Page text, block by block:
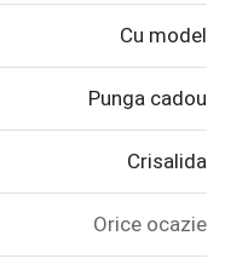
Cu model
Punga cadou
Crisalida
Orice ocazie